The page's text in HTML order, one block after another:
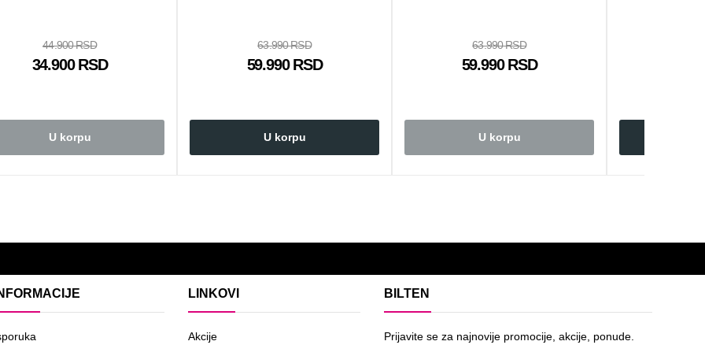
44.900 RSD
34.900 RSD
U korpu
63.990 RSD
59.990 RSD
U korpu
63.990 RSD
59.990 RSD
U korpu
LINKOVI
Akcije
BILTEN
Prijavite se za najnovije promocije, akcije, ponude.